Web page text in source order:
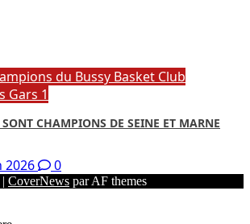
du Bussy Basket Club
Gars 1
CHAMPIONS DE SEINE ET MARNE
2026 0
| CoverNews par AF themes